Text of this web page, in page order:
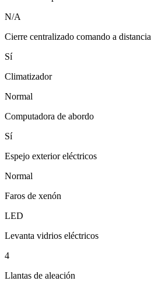
N/A
Cierre centralizado comando a distancia
Sí
Climatizador
Normal
Computadora de abordo
Sí
Espejo exterior eléctricos
Normal
Faros de xenón
LED
Levanta vidrios eléctricos
4
Llantas de aleación